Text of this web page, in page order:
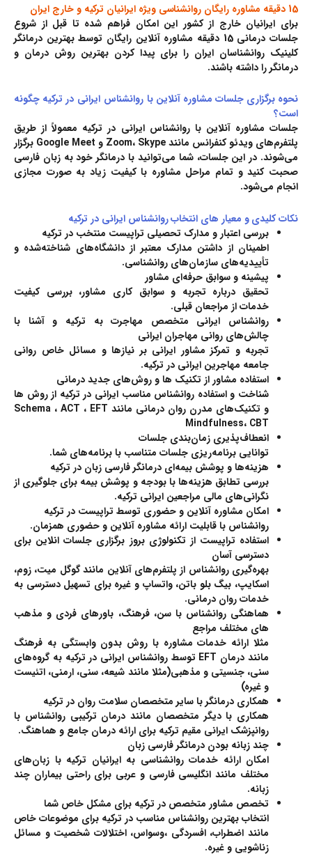
15 دقیقه مشاوره رایگان روانشناسی ویژه ایرانیان ترکیه و خارج ایران
برای ایرانیان خارج از کشور این امکان فراهم شده تا قبل از شروع
جلسات درمانی 15 دقیقه مشاوره آنلاین رایگان توسط بهترین درمانگر
کلینیک روانشناسان ایران را برای پیدا کردن بهترین روش درمان و
درمانگر را داشته باشند.
نحوه برگزاری جلسات مشاوره آنلاین با روانشناس ایرانی در ترکیه چگونه
است؟
جلسات مشاوره آنلاین با روانشناس ایرانی در ترکیه معمولاً از طریق
پلتفرم‌های ویدئو کنفرانس مانند Zoom، Skype و Google Meet برگزار
می‌شوند. در این جلسات، شما می‌توانید با درمانگر خود به زبان فارسی
صحبت کنید و تمام مراحل مشاوره با کیفیت زیاد به صورت مجازی
انجام می‌شود.
نکات کلیدی و معیار های انتخاب روانشناس ایرانی در ترکیه
بررسی اعتبار و مدارک تحصیلی تراپیست منتخب در ترکیه
اطمینان از داشتن مدارک معتبر از دانشگاه‌های شناخته‌شده و
تأییدیه‌های سازمان‌های روانشناسی.
پیشینه و سوابق حرفه‌ای مشاور
تحقیق درباره تجربه و سوابق کاری مشاور، بررسی کیفیت
خدمات از مراجعان قبلی.
روانشناس ایرانی متخصص مهاجرت به ترکیه و آشنا با
چالش‌های روانی مهاجران ایرانی
تجربه و تمرکز مشاور ایرانی بر نیازها و مسائل خاص روانی
جامعه مهاجرین ایرانی در ترکیه.
استفاده مشاور از تکنیک ها و روش‌های جدید درمانی
شناخت و استفاده روانشناس مناسب ایرانی در ترکیه از روش ها
و تکنیک‌های مدرن روان درمانی مانند Schema ، ACT ، EFT
Mindfulness، CBT
انعطاف‌پذیری زمان‌بندی جلسات
توانایی برنامه‌ریزی جلسات متناسب با برنامه‌های شما.
هزینه‌ها و پوشش بیمه‌ای درمانگر فارسی زبان در ترکیه
بررسی تطابق هزینه‌ها با بودجه و پوشش بیمه برای جلوگیری از
نگرانی‌های مالی مراجعین ایرانی ترکیه.
امکان مشاوره آنلاین و حضوری توسط تراپیست در ترکیه
روانشناس با قابلیت ارائه مشاوره آنلاین و حضوری همزمان.
استفاده تراپیست از تکنولوژی بروز برگزاری جلسات انلاین برای
دسترسی آسان
بهره‌گیری روانشناس از پلتفرم‌های آنلاین مانند گوگل میت، زوم،
اسکایپ، بیگ بلو باتن، واتساپ و غیره برای تسهیل دسترسی به
خدمات روان درمانی.
هماهنگی روانشناس با سن، فرهنگ، باورهای فردی و مذهب
های مختلف مراجع
مثلا ارائه خدمات مشاوره با روش بدون وابستگی به فرهنگ
مانند درمان EFT توسط روانشناس ایرانی در ترکیه به گروه‌های
سنی، جنسیتی و مذهبی(مثلا مانند شیعه، سنی، ارمنی، اتئیست
و غیره)
همکاری درمانگر با سایر متخصصان سلامت روان در ترکیه
همکاری با دیگر متخصصان مانند درمان ترکیبی روانشناس با
روانپزشک ایرانی مقیم ترکیه برای ارائه درمان جامع و هماهنگ.
چند زبانه بودن درمانگر فارسی زبان
امکانارائه خدمات روانشناسی به ایرانیان ترکیه با زبان‌های
مختلف مانند انگلیسی فارسی و عربی برای راحتی بیماران چند
زبانه.
تخصص مشاور متخصص در ترکیه برای مشکل خاص شما
انتخاب بهترین روانشناس مناسب در ترکیه برای موضوعات خاص
مانند اضطراب، افسردگی ،وسواس، اختلالات شخصیت و مسائل
زناشویی و غیره.